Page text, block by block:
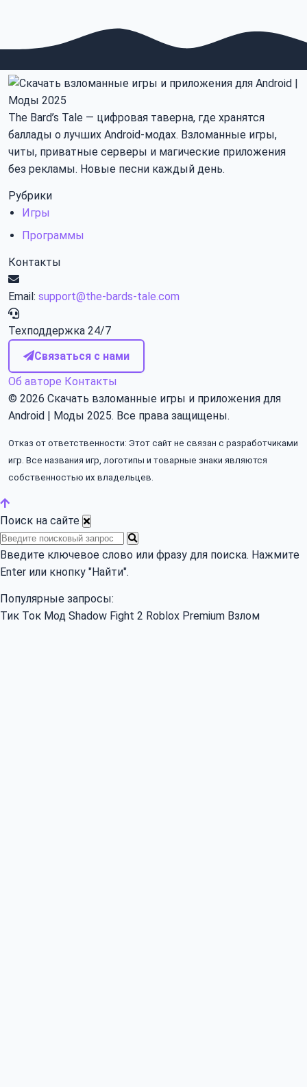
The Bard’s Tale — цифровая таверна, где хранятся
баллады о лучших Android-модах. Взломанные игры,
читы, приватные серверы и магические приложения
без рекламы. Новые песни каждый день.
Рубрики
Игры
Программы
Контакты
Email: support@the-bards-tale.com
Техподдержка 24/7
Связаться с нами
Об авторе Контакты
© 2026 Скачать взломанные игры и приложения для
Android | Моды 2025. Все права защищены.
Отказ от ответственности: Этот сайт не связан с разработчиками
игр. Все названия игр, логотипы и товарные знаки являются
собственностью их владельцев.
Поиск на сайте
Поиск:
Введите ключевое слово или фразу для поиска. Нажмите
Enter или кнопку "Найти".
Популярные запросы:
Тик Ток Мод Shadow Fight 2 Roblox Premium Взлом